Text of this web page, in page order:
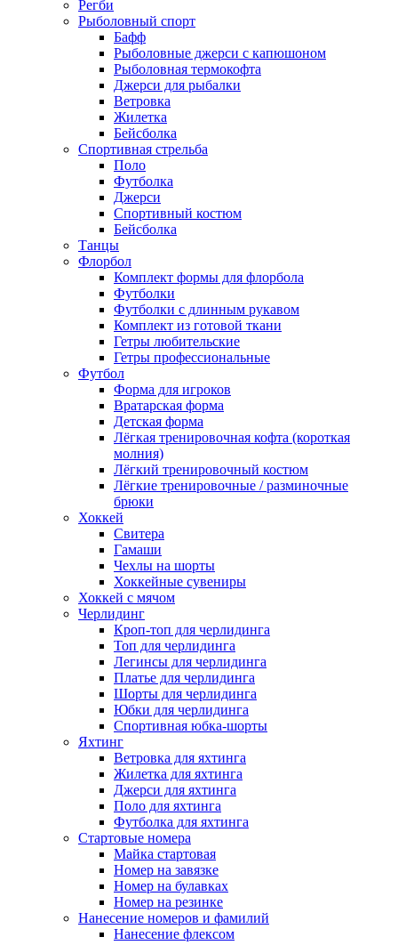
Регби
Рыболовный спорт
Бафф
Рыболовные джерси с капюшоном
Рыболовная термокофта
Джерси для рыбалки
Ветровка
Жилетка
Бейсболка
Спортивная стрельба
Поло
Футболка
Джерси
Спортивный костюм
Бейсболка
Танцы
Флорбол
Комплект формы для флорбола
Футболки
Футболки с длинным рукавом
Комплект из готовой ткани
Гетры любительские
Гетры профессиональные
Футбол
Форма для игроков
Вратарская форма
Детская форма
Лёгкая тренировочная кофта (короткая
молния)
Лёгкий тренировочный костюм
Лёгкие тренировочные / разминочные
брюки
Хоккей
Свитера
Гамаши
Чехлы на шорты
Хоккейные сувениры
Хоккей с мячом
Черлидинг
Кроп-топ для черлидинга
Топ для черлидинга
Легинсы для черлидинга
Платье для черлидинга
Шорты для черлидинга
Юбки для черлидинга
Спортивная юбка-шорты
Яхтинг
Ветровка для яхтинга
Жилетка для яхтинга
Джерси для яхтинга
Поло для яхтинга
Футболка для яхтинга
Стартовые номера
Майка стартовая
Номер на завязке
Номер на булавках
Номер на резинке
Нанесение номеров и фамилий
Нанесение флексом